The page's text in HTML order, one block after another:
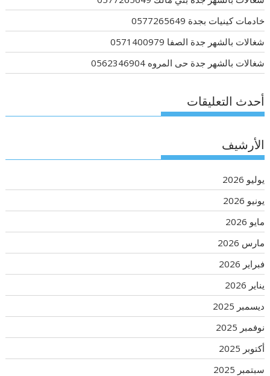
خادمات كينيات بجدة 0577265649
شغالات بالشهر جدة الصفا 0571400979
شغالات بالشهر جدة حى المروه 0562346904
أحدث التعليقات
الأرشيف
يوليو 2026
يونيو 2026
مايو 2026
مارس 2026
فبراير 2026
يناير 2026
ديسمبر 2025
نوفمبر 2025
أكتوبر 2025
سبتمبر 2025